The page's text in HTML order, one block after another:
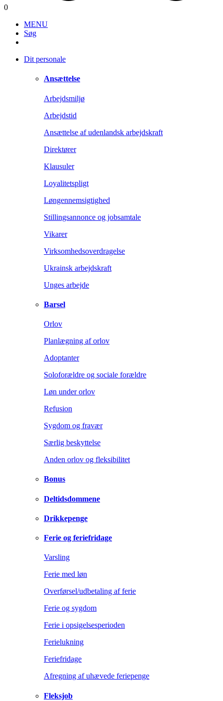
0
MENU
Søg
Dit personale
Ansættelse
Arbejdsmiljø
Arbejdstid
Ansættelse af udenlandsk arbejdskraft
Direktører
Klausuler
Loyalitetspligt
Løngennemsigtighed
Stillingsannonce og jobsamtale
Vikarer
Virksomhedsoverdragelse
Ukrainsk arbejdskraft
Unges arbejde
Barsel
Orlov
Planlægning af orlov
Adoptanter
Soloforældre og sociale forældre
Løn under orlov
Refusion
Sygdom og fravær
Særlig beskyttelse
Anden orlov og fleksibilitet
Bonus
Deltidsdommene
Drikkepenge
Ferie og feriefridage
Varsling
Ferie med løn
Overførsel/udbetaling af ferie
Ferie og sygdom
Ferie i opsigelsesperioden
Ferielukning
Feriefridage
Afregning af uhævede feriepenge
Fleksjob